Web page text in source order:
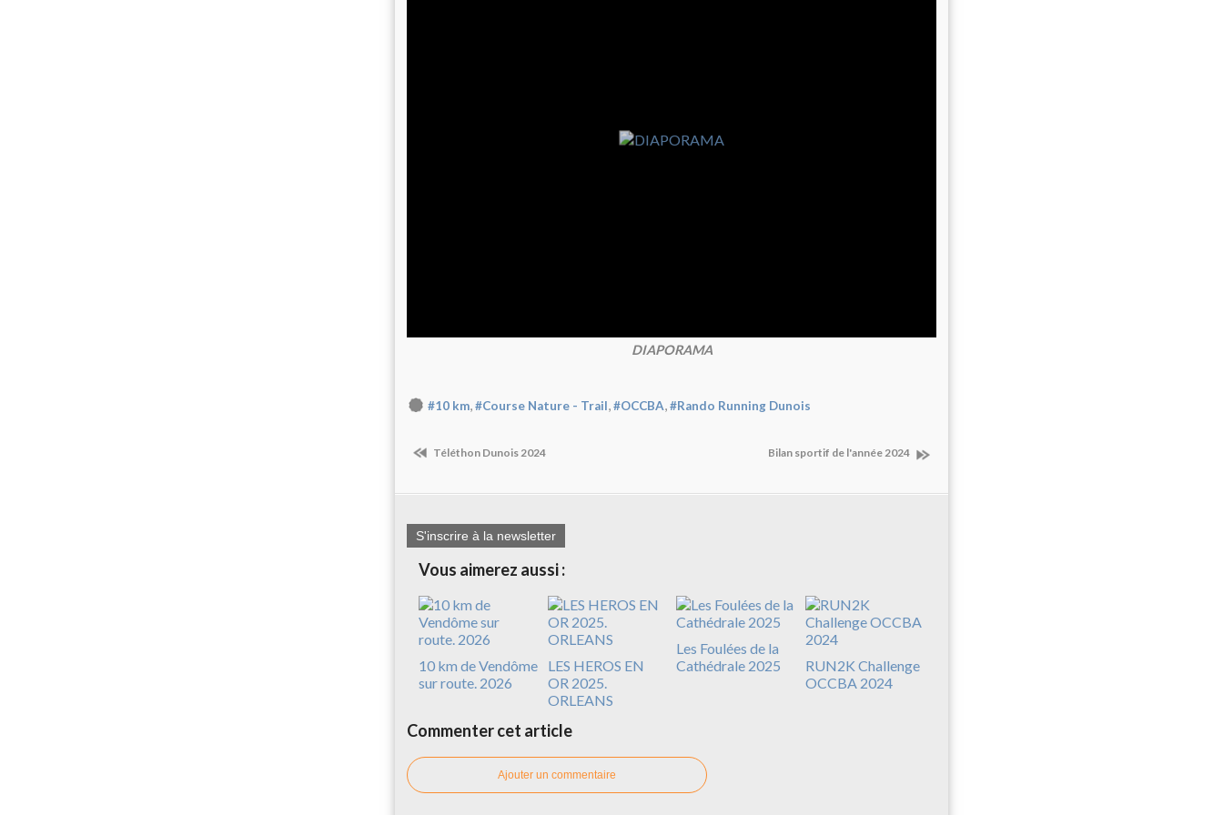
DIAPORAMA
#10 km,#Course Nature - Trail,#OCCBA,#Rando Running Dunois
Téléthon Dunois 2024 Bilan sportif de l'année 2024
S'inscrire à la newsletter
Vous aimerez aussi :
10 km de Vendôme
sur route. 2026
LES HEROS EN
OR 2025.
ORLEANS
Les Foulées de la
Cathédrale 2025
RUN2K Challenge
OCCBA 2024
Commenter cet article
Ajouter un commentaire